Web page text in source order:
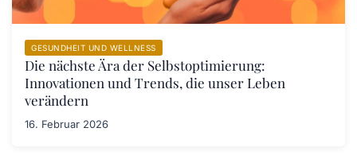
GESUNDHEIT UND WELLNESS
Die nächste Ära der Selbstoptimierung:
Innovationen und Trends, die unser Leben
verändern
16. Februar 2026